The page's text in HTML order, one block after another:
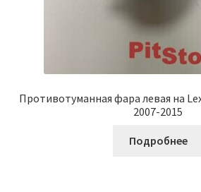
Противотуманная фара левая на
2007-2015
Подробнее